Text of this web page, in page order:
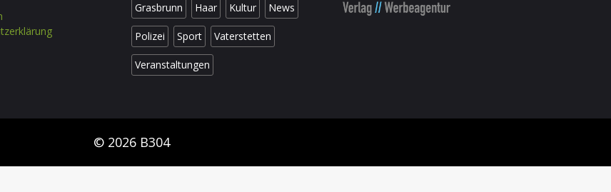
Grasbrunn Haar Kultur News
Polizei Sport Vaterstetten
Veranstaltungen
© 2026 B304